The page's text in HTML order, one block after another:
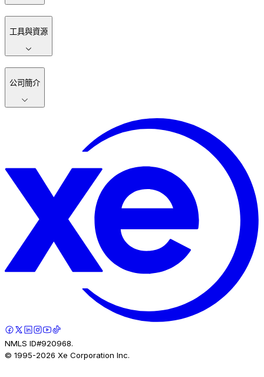
工具與資源
公司簡介
NMLS ID#920968.
© 1995-2026 Xe Corporation Inc.